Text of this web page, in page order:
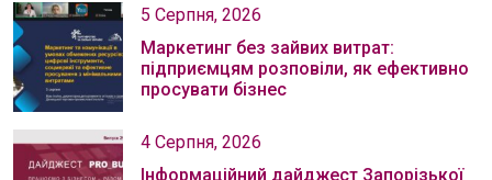
5 Серпня, 2026
Маркетинг без зайвих витрат:
підприємцям розповіли, як ефективно
просувати бізнес
4 Серпня, 2026
Інформаційний дайджест Запорізької